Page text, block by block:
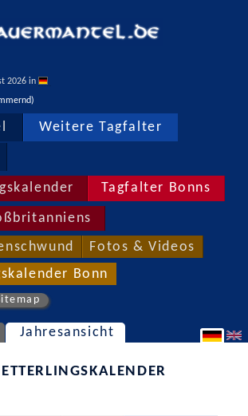
2026 in
Weitere Tagfalter
Tagfalter Bonns
Fotos & Videos
Bonn
Jahresansicht